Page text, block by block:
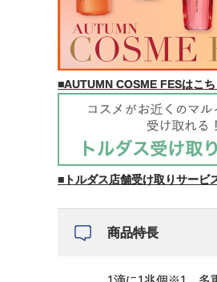
■AUTUMN COSME FESはこち
■トルダス店舗受け取りサービ
商品特長